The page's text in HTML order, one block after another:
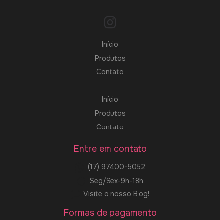
Início
Produtos
Contato
Início
Produtos
Contato
Entre em contato
(17) 97400-5052
Seg/Sex-9h-18h
Visite o nosso Blog!
Formas de pagamento